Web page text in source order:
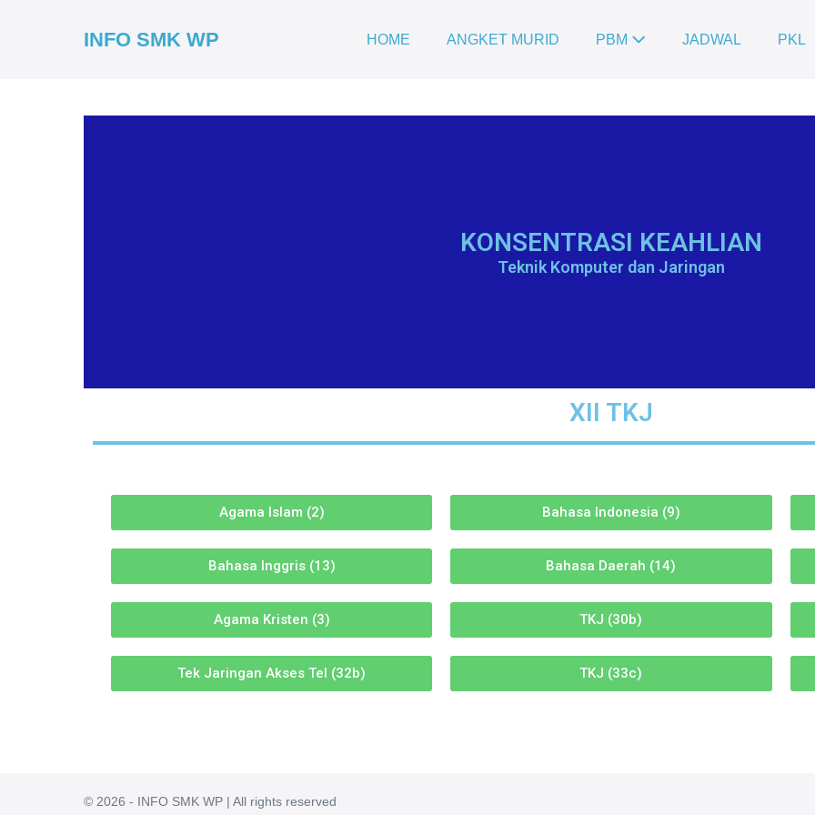
INFO SMK WP HOME ANGKET MURID PBM JADWAL PKL
KONSENTRASI KEAHLIAN
Teknik Komputer dan Jaringan
XII TKJ
Agama Islam (2) Bahasa Indonesia (9)
Bahasa Inggris (13) Bahasa Daerah (14)
Agama Kristen (3) TKJ (30b)
Tek Jaringan Akses Tel (32b) TKJ (33c)
© 2026 - INFO SMK WP | All rights reserved